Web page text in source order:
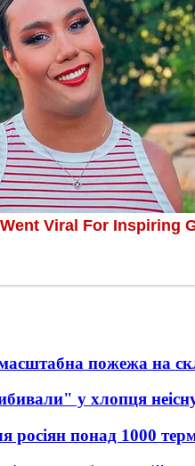
пожежа на
у хлопця
росіян понад 1000